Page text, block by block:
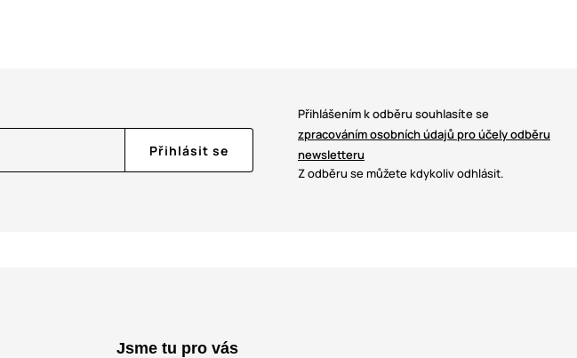
Přihlásit se
Přihlášením k odběru souhlasíte se
zpracováním osobních údajů pro účely odběru
newsletteru
Z odběru se můžete kdykoliv odhlásit.
Jsme tu pro vás